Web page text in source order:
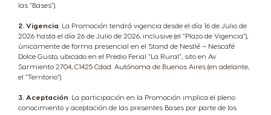
las “Bases”).
2. Vigencia: La Promoción tendrá vigencia desde el día 16 de Julio de
2026 hasta el día 26 de Julio de 2026, inclusive (el “Plazo de Vigencia”),
únicamente de forma presencial en el Stand de Nestlé – Nescafé
Dolce Gusto, ubicado en el Predio Ferial “La Rural”, sito en Av.
Sarmiento 2704, C1425 Cdad. Autónoma de Buenos Aires (en adelante,
el “Territorio”).
3. Aceptación: La participación en la Promoción implica el pleno
conocimiento y aceptación de las presentes Bases por parte de los